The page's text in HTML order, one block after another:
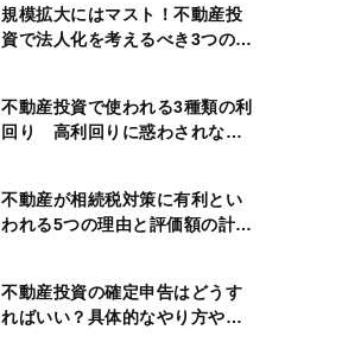
規模拡大にはマスト！不動産投
資で法人化を考えるべき3つのタ
不動産投資で使われる3種類の利
回り 高利回りに惑わされない
不動産が相続税対策に有利とい
われる5つの理由と評価額の計算
不動産投資の確定申告はどうす
ればいい？具体的なやり方や還